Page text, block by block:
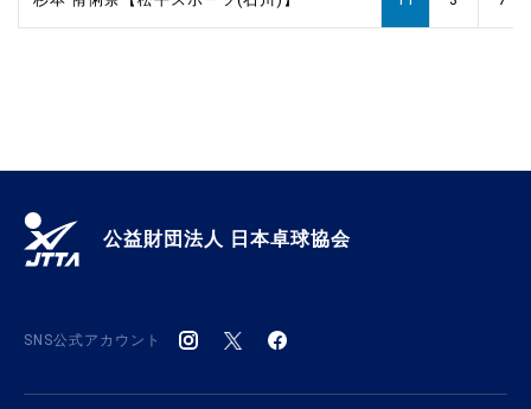
公益財団法人 日本卓球協会
SNS公式アカウント